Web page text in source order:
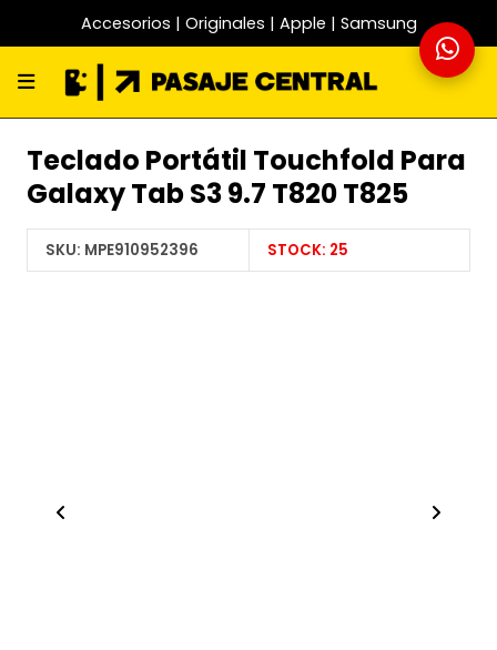
Accesorios | Originales | Apple | Samsung
Teclado Portátil Touchfold Para
Galaxy Tab S3 9.7 T820 T825
SKU: MPE910952396 STOCK: 25